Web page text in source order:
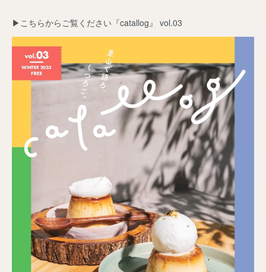
▶︎こちらからご覧ください『catallog』 vol.03